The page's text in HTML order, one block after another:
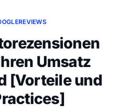
REVIEWS
Umsatz
[Vorteile und